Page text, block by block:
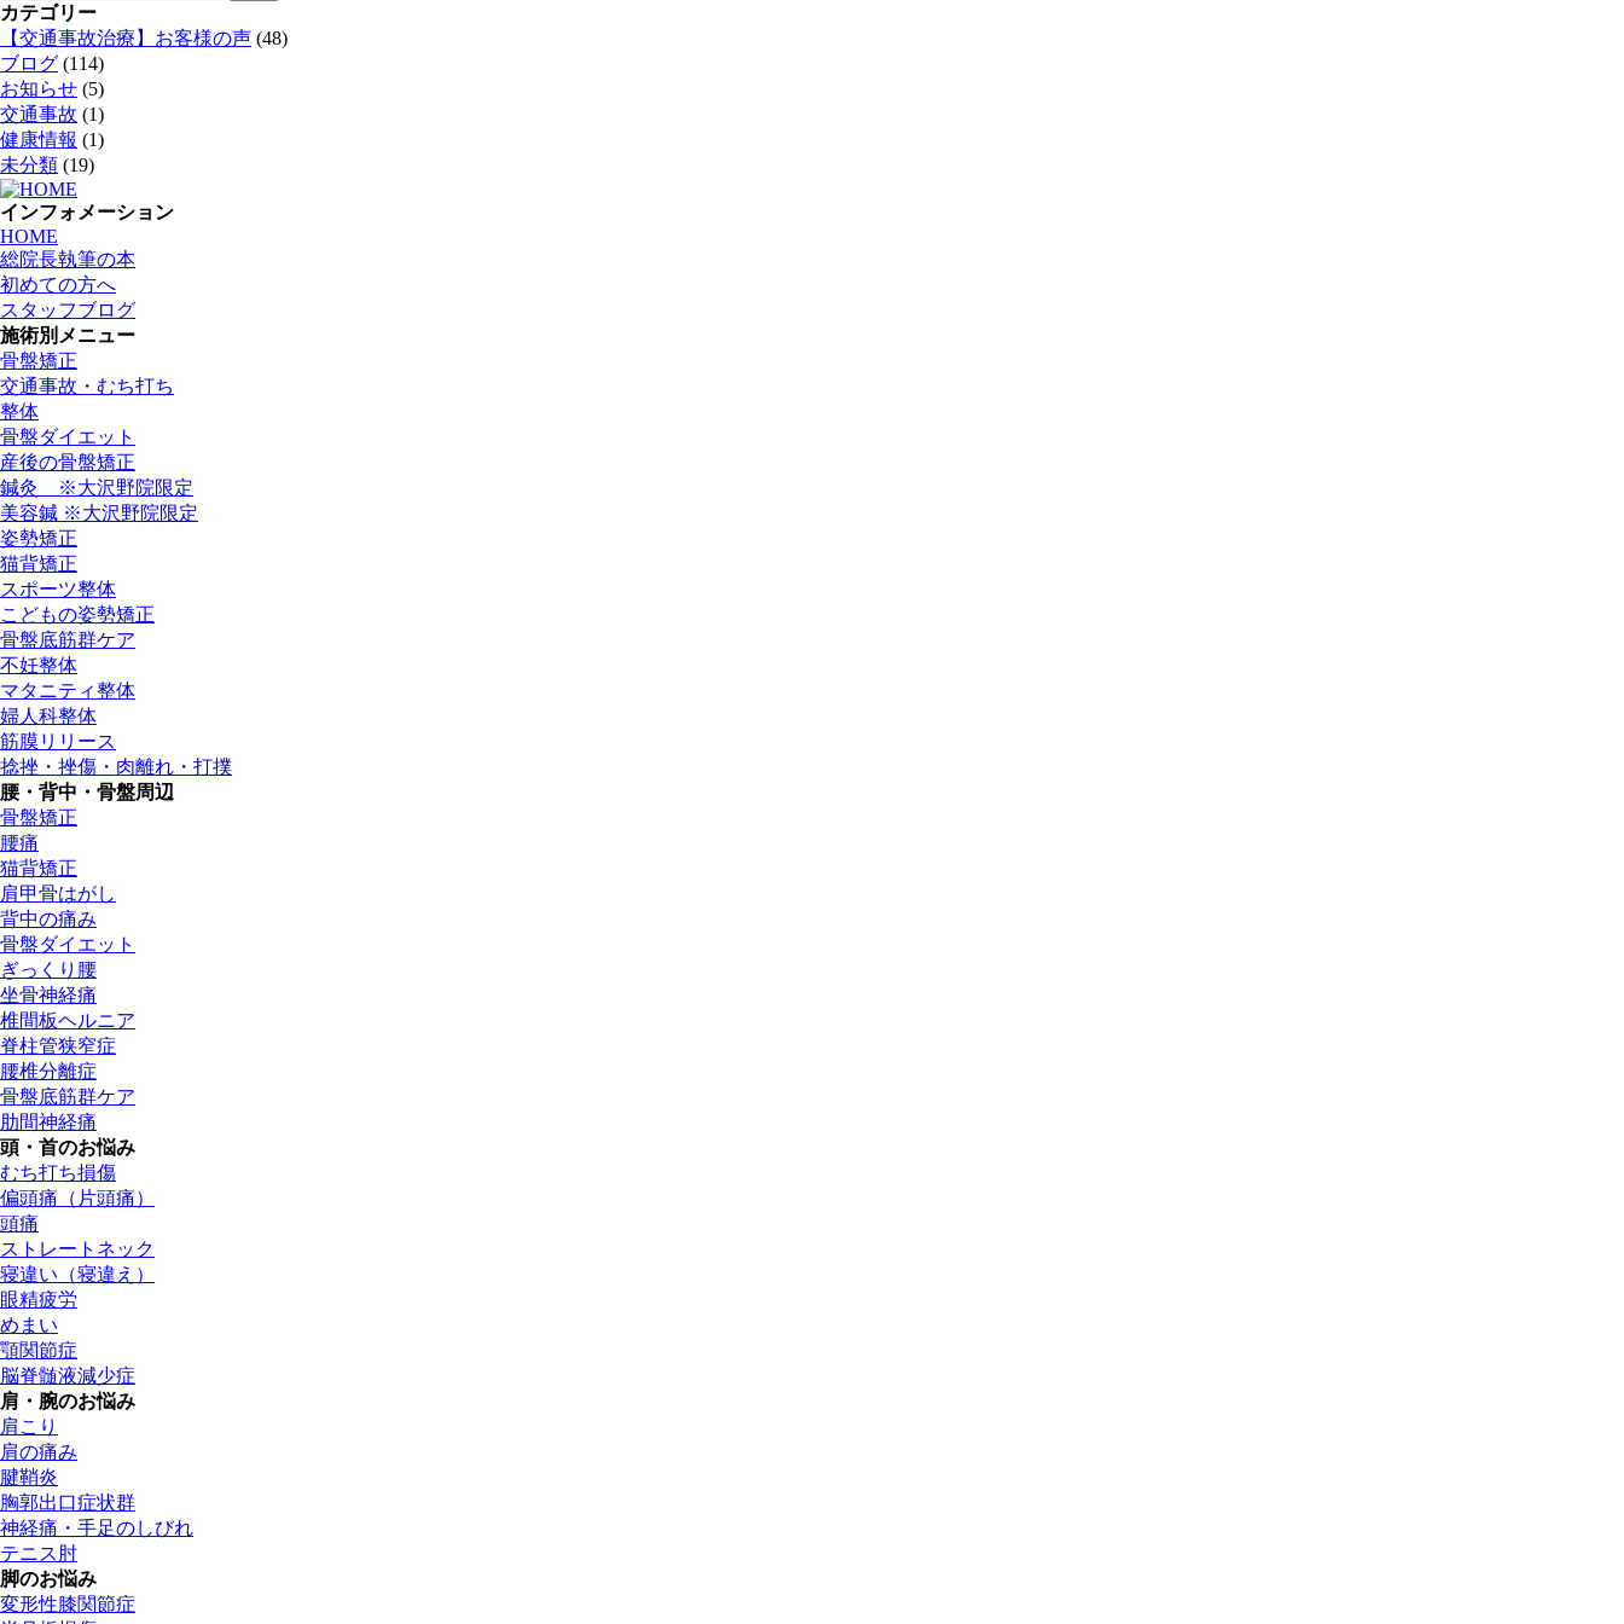
索:
カテゴリー
【交通事故治療】お客様の声 (48)
ブログ (114)
お知らせ (5)
交通事故 (1)
健康情報 (1)
未分類 (19)
インフォメーション
HOME
総院長執筆の本
初めての方へ
スタッフブログ
施術別メニュー
骨盤矯正
交通事故・むち打ち
整体
骨盤ダイエット
産後の骨盤矯正
鍼灸 ※大沢野院限定
美容鍼 ※大沢野院限定
姿勢矯正
猫背矯正
スポーツ整体
こどもの姿勢矯正
骨盤底筋群ケア
不妊整体
マタニティ整体
婦人科整体
筋膜リリース
捻挫・挫傷・肉離れ・打撲
腰・背中・骨盤周辺
骨盤矯正
腰痛
猫背矯正
肩甲骨はがし
背中の痛み
骨盤ダイエット
ぎっくり腰
坐骨神経痛
椎間板ヘルニア
脊柱管狭窄症
腰椎分離症
骨盤底筋群ケア
肋間神経痛
頭・首のお悩み
むち打ち損傷
偏頭痛（片頭痛）
頭痛
ストレートネック
寝違い（寝違え）
眼精疲労
めまい
顎関節症
脳脊髄液減少症
肩・腕のお悩み
肩こり
肩の痛み
腱鞘炎
胸郭出口症状群
神経痛・手足のしびれ
テニス肘
脚のお悩み
変形性膝関節症